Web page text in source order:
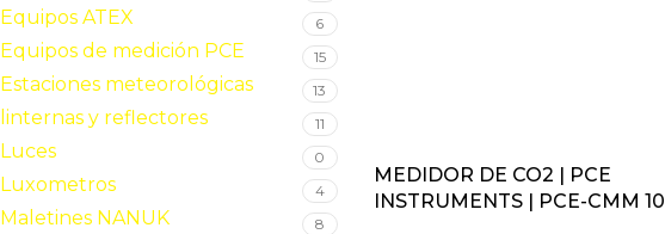
Equipos ATEX 6
Equipos de medición PCE 15
Estaciones meteorológicas 13
linternas y reflectores 11
Luces 0
Luxometros 4
Maletines NANUK 8
MEDIDOR DE CO2 | PCE
INSTRUMENTS | PCE-CMM 10